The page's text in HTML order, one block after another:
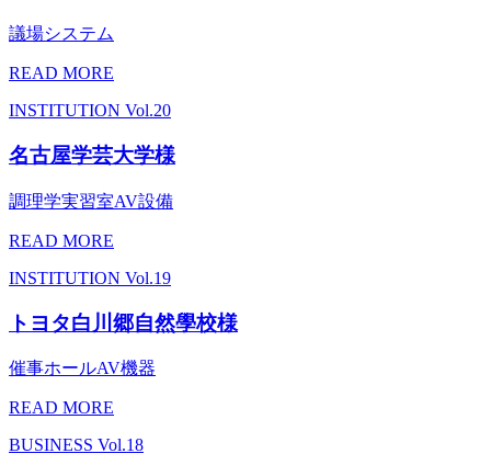
議場システム
READ MORE
INSTITUTION Vol.20
名古屋学芸大学様
調理学実習室AV設備
READ MORE
INSTITUTION Vol.19
トヨタ白川郷自然學校様
催事ホールAV機器
READ MORE
BUSINESS Vol.18